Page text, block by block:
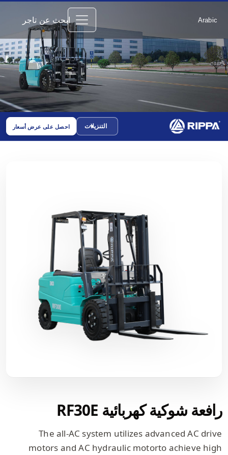
Arabic ابحث عن تاجر
التنزيلات احصل على عرض أسعار
رافعة شوكية كهربائية RF30E
The all-AC system utilizes advanced AC drive
motors and AC hydraulic motorto achieve high